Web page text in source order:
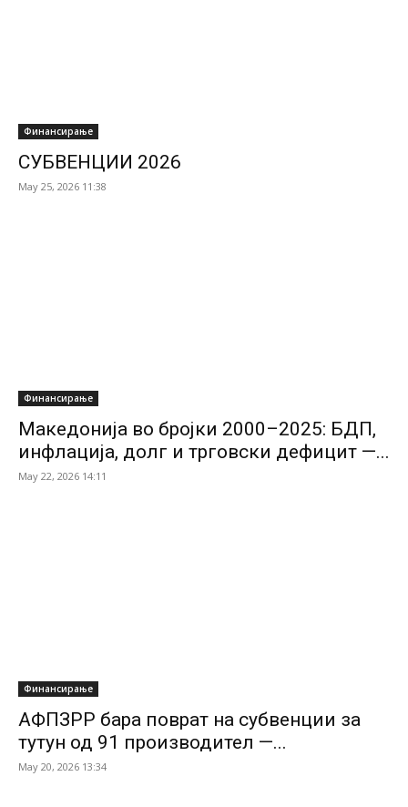
Финансирање
СУБВЕНЦИИ 2026
May 25, 2026 11:38
Финансирање
Македонија во бројки 2000–2025: БДП,
инфлација, долг и трговски дефицит —...
May 22, 2026 14:11
Финансирање
АФПЗРР бара поврат на субвенции за
тутун од 91 производител —...
May 20, 2026 13:34